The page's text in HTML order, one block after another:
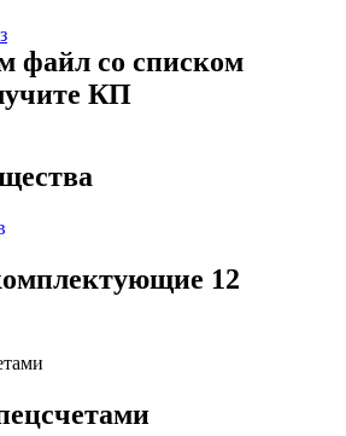
файл со списком
КП
12